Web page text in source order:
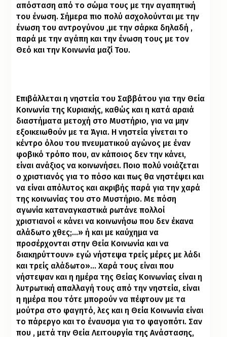
απόσταση από το σώμα τους με την αγαπητική
του ένωση. Σήμερα πιο πολύ ασχολούνται με την
ένωση του αντρογύνου ,με την σάρκα δηλαδή ,
παρά με την αγάπη και την ένωση τους με τον
Θεό και την Κοινωνία μαζί Του.
Επιβάλλεται η νηστεία του Σαββάτου για την Θεία
Κοινωνία της Κυριακής, καθώς και η κατά αραιά
διαστήματα μετοχή στο Μυστήριο, για να μην
εξοικειωθούν με τα Άγια. Η νηστεία γίνεται το
κέντρο όλου του πνευματικού αγώνος με έναν
φοβικό τρόπο που, αν κάποιος δεν την κάνει,
είναι ανάξιος να κοινωνήσει. Ποιο πολύ νοιάζεται
ο χριστιανός για το πόσο και πως θα νηστέψει και
να είναι απόλυτος και ακριβής παρά για την χαρά
της κοινωνίας του στο Μυστήριο. Με πόση
αγωνία καταναγκαστικά ρωτάνε πολλοί
χριστιανοί « κάνει να κοινωνήσω που δεν έκανα
αλάδωτο χθες;…» ή και με καύχημα να
προσέρχονται στην Θεία Κοινωνία και να
διακηρύττουν» εγώ νήστεψα τρείς μέρες με λάδι
και τρείς αλάδωτο»… Χαρά τους είναι που
νήστεψαν και η ημέρα της Θείας Κοινωνίας είναι η
λυτρωτική απαλλαγή τους από την νηστεία, είναι
η ημέρα που τότε μπορούν να πέφτουν με τα
μούτρα στο φαγητό, λες και η Θεία Κοινωνία είναι
το πάρεργο και το έναυσμα για το φαγοπότι. Σαν
που , μετά την Θεία Λειτουργία της Ανάστασης,